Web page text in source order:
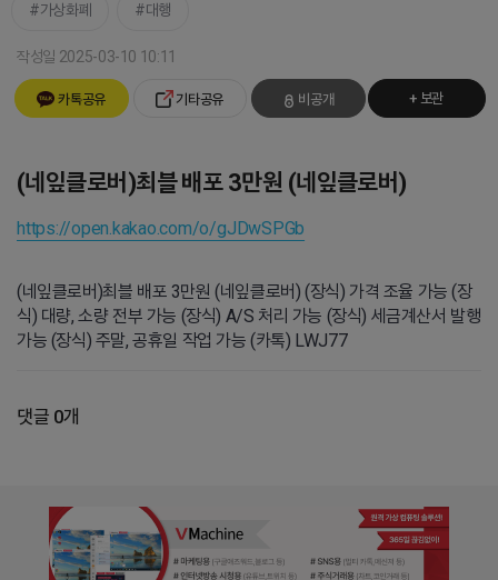
가상화폐 대행
작성일 2025-03-10 10:11
카톡공유 기타공유 비공개 + 보관
(네잎클로버)최블 배포 3만원 (네잎클로버)
https://open.kakao.com/o/gJDwSPGb
(네잎클로버)최블 배포 3만원 (네잎클로버) (장식) 가격 조율 가능 (장
식) 대량, 소량 전부 가능 (장식) A/S 처리 가능 (장식) 세금계산서 발행
가능 (장식) 주말, 공휴일 작업 가능 (카톡) LWJ77
댓글 0개